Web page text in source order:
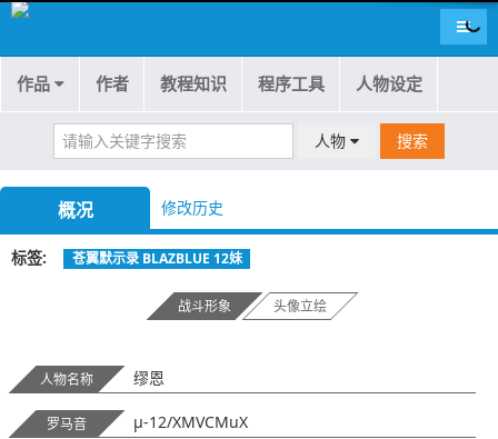
导航
作品 作者 教程知识 程序工具 人物设定
人物 搜索
概况 修改历史
标签 苍翼默示录 BLAZBLUE 12妹
战斗形象 头像立绘
人物名称 缪恩
罗马音 μ-12/XMVCMuX